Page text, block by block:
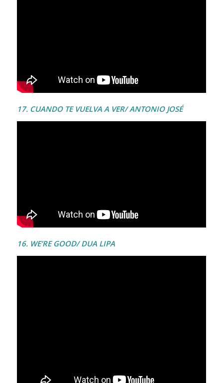
17. CUANDO TE VUELVA A VER/ ANTONIO JOSÉ
16. WE’RE GOOD/ DUA LIPA